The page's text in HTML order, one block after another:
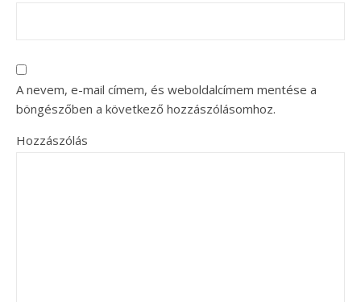
A nevem, e-mail címem, és weboldalcímem mentése a
böngészőben a következő hozzászólásomhoz.
Hozzászólás